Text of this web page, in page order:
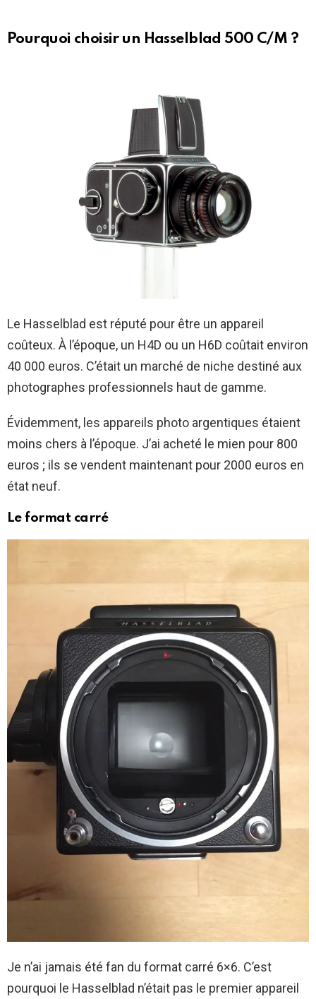
Pourquoi choisir un Hasselblad 500 C/M ?
Le Hasselblad est réputé pour être un appareil
coûteux. À l’époque, un H4D ou un H6D coûtait environ
40 000 euros. C’était un marché de niche destiné aux
photographes professionnels haut de gamme.
Évidemment, les appareils photo argentiques étaient
moins chers à l’époque. J’ai acheté le mien pour 800
euros ; ils se vendent maintenant pour 2000 euros en
état neuf.
Le format carré
Je n’ai jamais été fan du format carré 6×6. C’est
pourquoi le Hasselblad n’était pas le premier appareil